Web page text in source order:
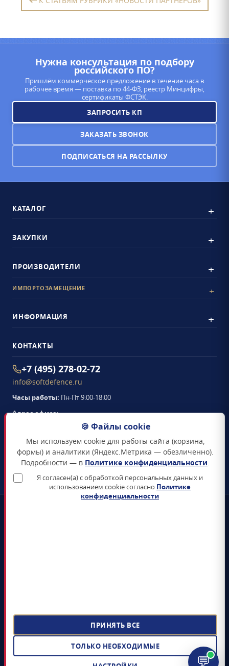
Нужна консультация по подбору
российского ПО?
Пришлём коммерческое предложение в течение часа в
рабочее время — поставка по 44-ФЗ, реестр Минцифры,
сертификаты ФСТЭК.
ЗАПРОСИТЬ КП
ЗАКАЗАТЬ ЗВОНОК
ПОДПИСАТЬСЯ НА РАССЫЛКУ
КАТАЛОГ
ЗАКУПКИ
ПРОИЗВОДИТЕЛИ
ИМПОРТОЗАМЕЩЕНИЕ
ИНФОРМАЦИЯ
КОНТАКТЫ
+7 (495) 278-02-72
info@softdefence.ru
Часы работы: Пн-Пт 9:00-18:00
Адрес офиса:
Семёновская набережная, д. 2/1, стр. 1, офис 411
Схема проезда →
ЗАКАЗАТЬ ЗВОНОК
Электронный документооборот, УПД, счёт-фактура
ООО «СОФТЗАЩИТА», 2022 – 2026· Поставка лицензионного
российского ПО и средств защиты информации
ИНН 9704085328 · ОГРН 1217700398805 ·Реквизиты и документы
🍪 Файлы cookie
Мы используем cookie для работы сайта (корзина,
формы) и аналитики (Яндекс.Метрика — обезличенно).
Подробности — в Политике конфиденциальности.
Я согласен(а) с обработкой персональных данных и
использованием cookie согласно Политике
конфиденциальности
ПРИНЯТЬ ВСЕ
ТОЛЬКО НЕОБХОДИМЫЕ
💬